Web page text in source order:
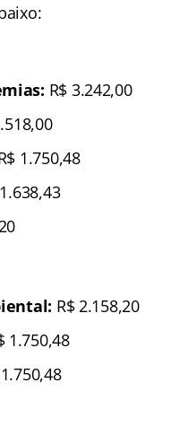
R$ 3.242,00
1.750,48
R$ 2.158,20
1.750,48